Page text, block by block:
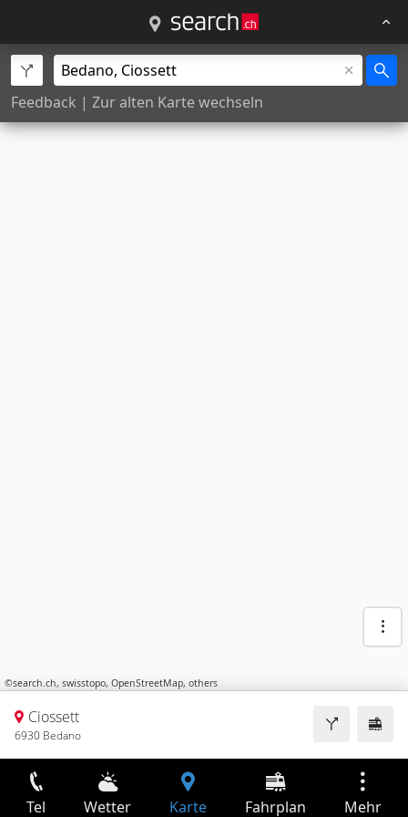
Feedback | Zur alten Karte wechseln
©search.ch, swisstopo, OpenStreetMap, others
Ciossett
6930 Bedano
Tel Wetter Karte Fahrplan Mehr